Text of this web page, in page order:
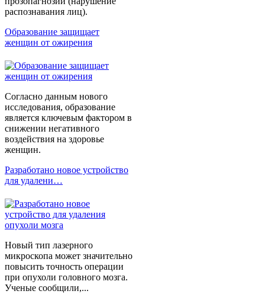
распознавания лиц).
Образование защищает
женщин от ожирения
Согласно данным нового
исследования, образование
является ключевым фактором в
снижении негативного
воздействия на здоровье
женщин.
Разработано новое устройство
для удалени…
Новый тип лазерного
микроскопа может значительно
повысить точность операции
при опухоли головного мозга.
Ученые сообщили,...